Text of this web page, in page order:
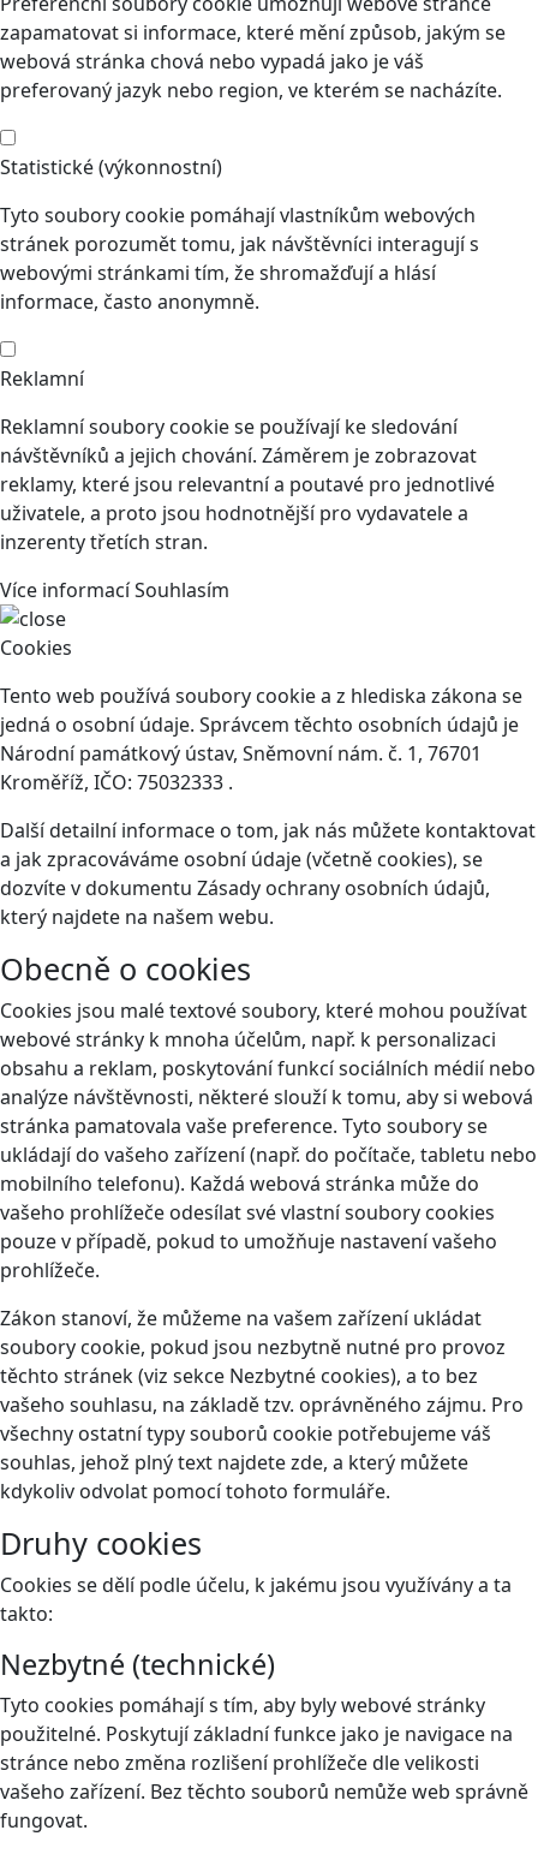
zapamatovat si informace, které mění způsob, jakým se
webová stránka chová nebo vypadá jako je váš
preferovaný jazyk nebo region, ve kterém se nacházíte.
Statistické (výkonnostní)
Tyto soubory cookie pomáhají vlastníkům webových
stránek porozumět tomu, jak návštěvníci interagují s
webovými stránkami tím, že shromažďují a hlásí
informace, často anonymně.
Reklamní
Reklamní soubory cookie se používají ke sledování
návštěvníků a jejich chování. Záměrem je zobrazovat
reklamy, které jsou relevantní a poutavé pro jednotlivé
uživatele, a proto jsou hodnotnější pro vydavatele a
inzerenty třetích stran.
Více informacíSouhlasím
Cookies
Tento web používá soubory cookie a z hlediska zákona se
jedná o osobní údaje. Správcem těchto osobních údajů je
Národní památkový ústav, Sněmovní nám. č. 1, 76701
Kroměříž, IČO: 75032333 .
Další detailní informace o tom, jak nás můžete kontaktovat
a jak zpracováváme osobní údaje (včetně cookies), se
dozvíte v dokumentu Zásady ochrany osobních údajů,
který najdete na našem webu.
Obecně o cookies
Cookies jsou malé textové soubory, které mohou používat
webové stránky k mnoha účelům, např. k personalizaci
obsahu a reklam, poskytování funkcí sociálních médií nebo
analýze návštěvnosti, některé slouží k tomu, aby si webová
stránka pamatovala vaše preference. Tyto soubory se
ukládají do vašeho zařízení (např. do počítače, tabletu nebo
mobilního telefonu). Každá webová stránka může do
vašeho prohlížeče odesílat své vlastní soubory cookies
pouze v případě, pokud to umožňuje nastavení vašeho
prohlížeče.
Zákon stanoví, že můžeme na vašem zařízení ukládat
soubory cookie, pokud jsou nezbytně nutné pro provoz
těchto stránek (viz sekce Nezbytné cookies), a to bez
vašeho souhlasu, na základě tzv. oprávněného zájmu. Pro
všechny ostatní typy souborů cookie potřebujeme váš
souhlas, jehož plný text najdetezde, a který můžete
kdykoliv odvolat pomocí tohoto formuláře.
Druhy cookies
Cookies se dělí podle účelu, k jakému jsou využívány a ta
takto:
Nezbytné (technické)
Tyto cookies pomáhají s tím, aby byly webové stránky
použitelné. Poskytují základní funkce jako je navigace na
stránce nebo změna rozlišení prohlížeče dle velikosti
vašeho zařízení. Bez těchto souborů nemůže web správně
fungovat.